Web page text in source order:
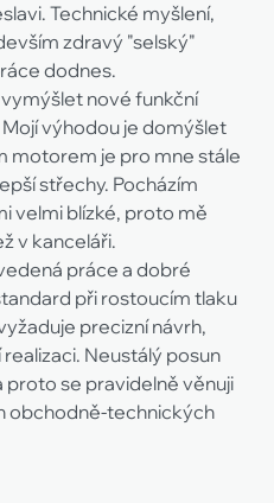
Technické myšlení,
zdravý "selský"
dodnes.
nové funkční
výhodou je domýšlet
motorem je pro mne stále
střechy. Pocházím
velmi blízké, proto mě
v kanceláři.
práce a dobré
při rostoucím tlaku
precizní návrh,
Neustálý posun
proto se pravidelně věnuji
obchodně-technických